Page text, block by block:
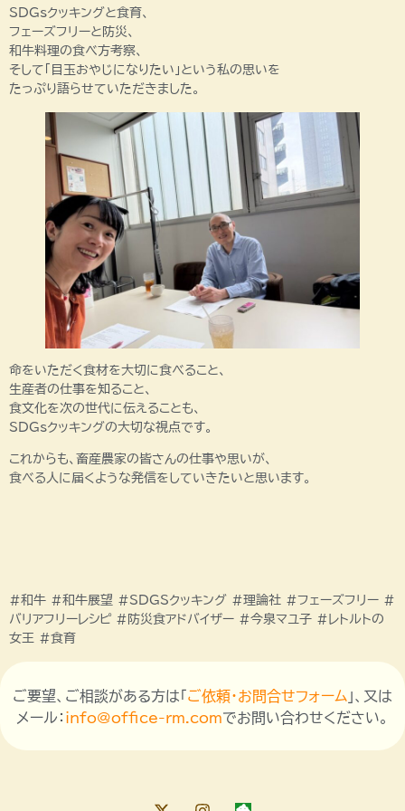
SDGsクッキングと食育、
フェーズフリーと防災、
和牛料理の食べ方考察、
そして「目玉おやじになりたい」という私の思いを
たっぷり語らせていただきました。
命をいただく食材を大切に食べること、
生産者の仕事を知ること、
食文化を次の世代に伝えることも、
SDGsクッキングの大切な視点です。
これからも、畜産農家の皆さんの仕事や思いが、
食べる人に届くような発信をしていきたいと思います。
#和牛 #和牛展望 #SDGSクッキング #理論社 #フェーズフリー #
バリアフリーレシピ #防災食アドバイザー #今泉マユ子 #レトルトの
女王 #食育
ご要望、ご相談がある方は「 ご依頼・お問合せフォーム 」、又は
メール： info@office-rm.comでお問い合わせください。